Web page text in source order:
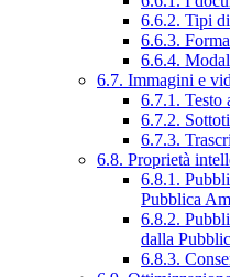
6.6.2. Tipi
6.6.3.
6.6.4.
6.7. Immagini e
6.7.1. Testo
6.7.2.
6.7.3.
6.8. Proprietà
6.8.1.
Pubblica
6.8.2.
dalla
6.8.3.